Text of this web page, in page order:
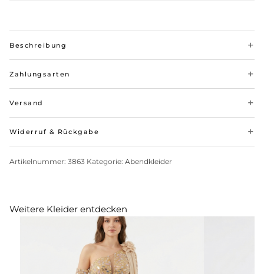
Beschreibung
Zahlungsarten
Versand
Widerruf & Rückgabe
Artikelnummer: 3863 Kategorie: Abendkleider
Weitere Kleider entdecken